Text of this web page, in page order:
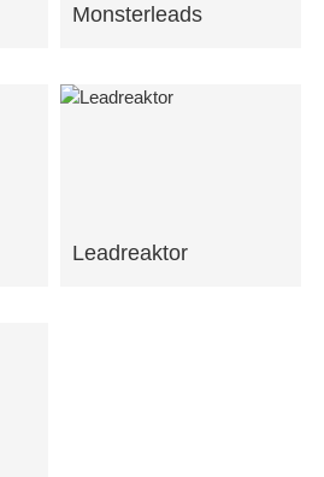
Monsterleads
Leadreaktor